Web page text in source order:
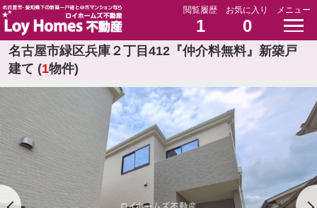
閲覧履歴
1
お気に入り
0
メニュー
名古屋市緑区兵庫２丁目412『仲介料無料』新築戸
建て (1物件)